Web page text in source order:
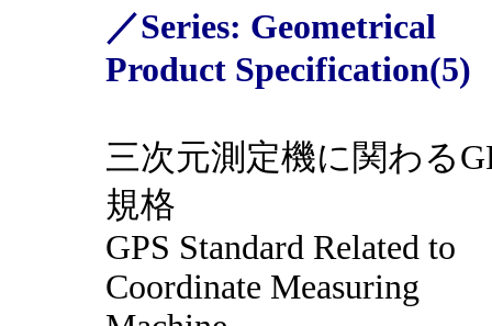
／Series: Geometrical
Product Specification(5)
三次元測定機に関わる
規格
GPS Standard Related to
Coordinate Measuring